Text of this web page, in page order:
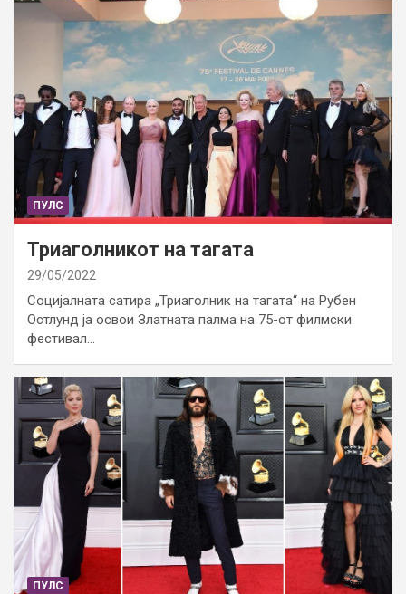
ПУЛС
Триаголникот на тагата
29/05/2022
Социјалната сатира „Триаголник на тагата“ на Рубен
Остлунд ја освои Златната палма на 75-от филмски
фестивал…
ПУЛС